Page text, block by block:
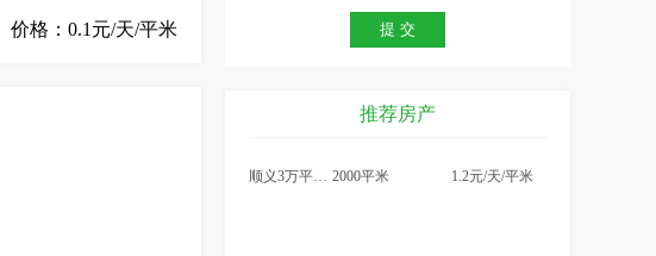
价格：0.1元/天/平米
推荐房产
顺义3万平米仓库出租，可 2000平米 1.2元/天/平米